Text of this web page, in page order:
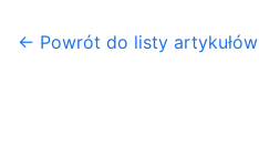
← Powrót do listy artykułów